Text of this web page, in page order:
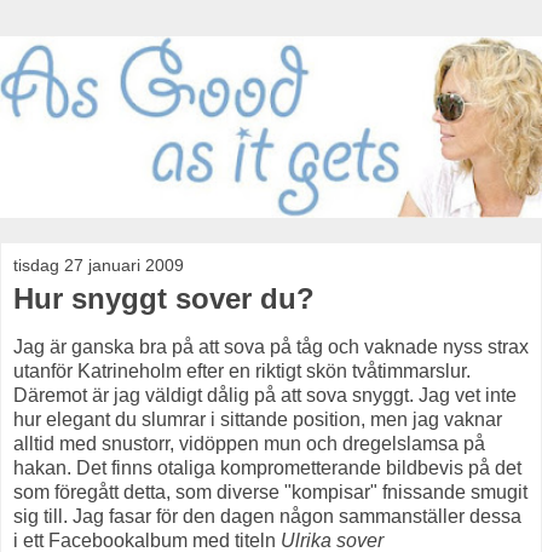
tisdag 27 januari 2009
Hur snyggt sover du?
Jag är ganska bra på att sova på tåg och vaknade nyss strax
utanför Katrineholm efter en riktigt skön tvåtimmarslur.
Däremot är jag väldigt dålig på att sova snyggt. Jag vet inte
hur elegant du slumrar i sittande position, men jag vaknar
alltid med snustorr, vidöppen mun och dregelslamsa på
hakan. Det finns otaliga komprometterande bildbevis på det
som föregått detta, som diverse "kompisar" fnissande smugit
sig till. Jag fasar för den dagen någon sammanställer dessa
i ett Facebookalbum med titeln Ulrika sover